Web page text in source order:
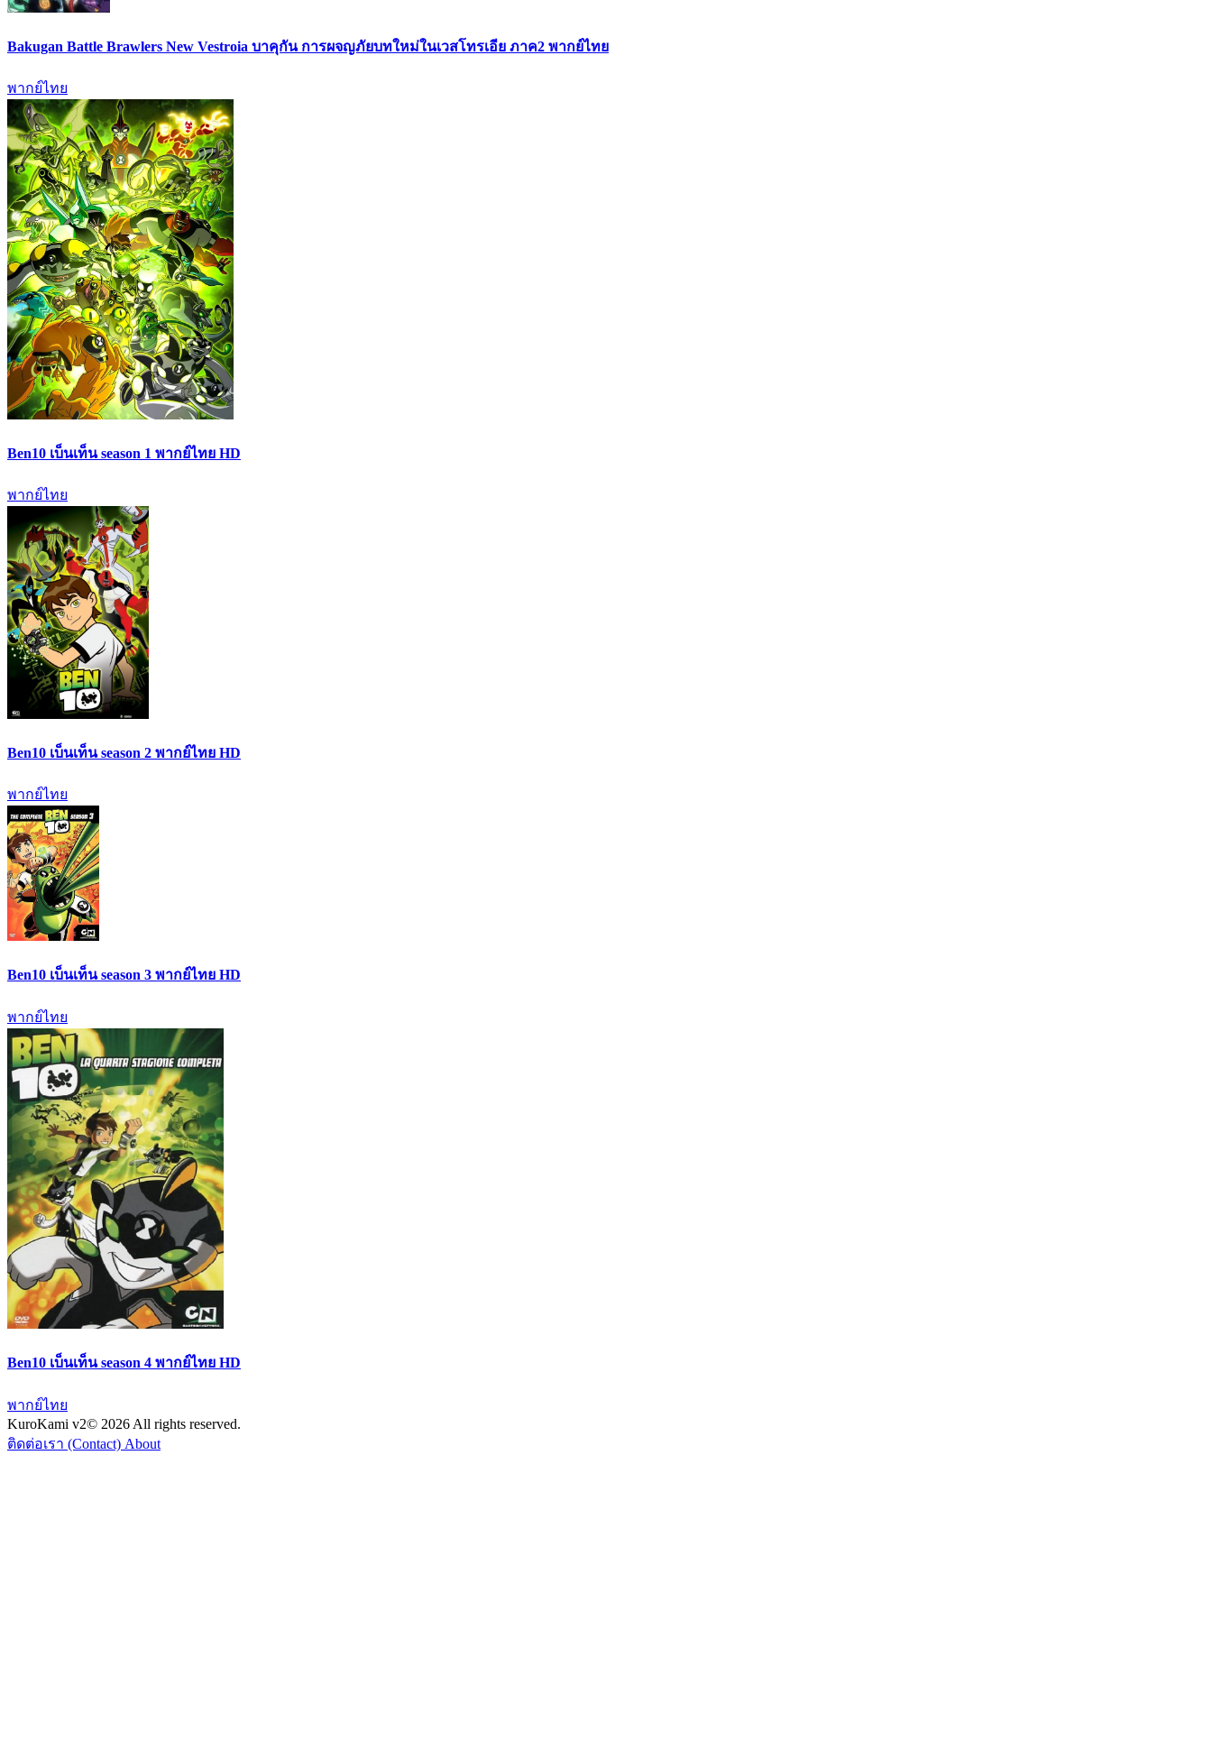
Bakugan Battle Brawlers New Vestroia บาคุกัน การผจญภัยบทใหม่ในเวสโทรเอีย ภาค2 พากย์ไทย
พากย์ไทย
Ben10 เบ็นเท็น season 1 พากย์ไทย HD
พากย์ไทย
Ben10 เบ็นเท็น season 2 พากย์ไทย HD
พากย์ไทย
Ben10 เบ็นเท็น season 3 พากย์ไทย HD
พากย์ไทย
Ben10 เบ็นเท็น season 4 พากย์ไทย HD
พากย์ไทย
KuroKami v2© 2026 All rights reserved.
ติดต่อเรา (Contact) About